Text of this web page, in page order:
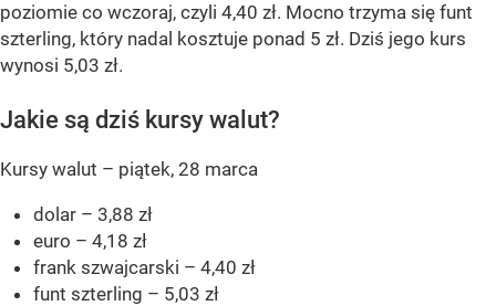
poziomie co wczoraj, czyli 4,40 zł. Mocno trzyma się funt
szterling, który nadal kosztuje ponad 5 zł. Dziś jego kurs
wynosi 5,03 zł.
Jakie są dziś kursy walut?
Kursy walut – piątek, 28 marca
dolar – 3,88 zł
euro – 4,18 zł
frank szwajcarski – 4,40 zł
funt szterling – 5,03 zł